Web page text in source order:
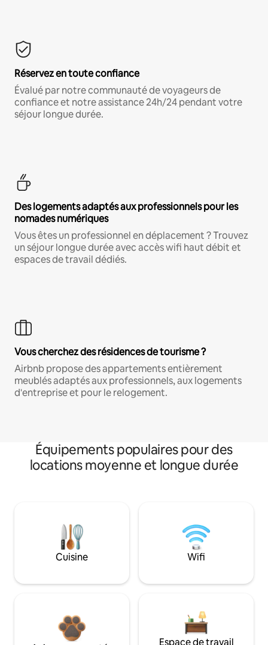
Réservez en toute confiance
Évalué par notre communauté de voyageurs de
confiance et notre assistance 24h/24 pendant votre
séjour longue durée.
Des logements adaptés aux professionnels pour les
nomades numériques
Vous êtes un professionnel en déplacement ? Trouvez
un séjour longue durée avec accès wifi haut débit et
espaces de travail dédiés.
Vous cherchez des résidences de tourisme ?
Airbnb propose des appartements entièrement
meublés adaptés aux professionnels, aux logements
d'entreprise et pour le relogement.
Équipements populaires pour des
locations moyenne et longue durée
Cuisine Wifi
Espace de travail